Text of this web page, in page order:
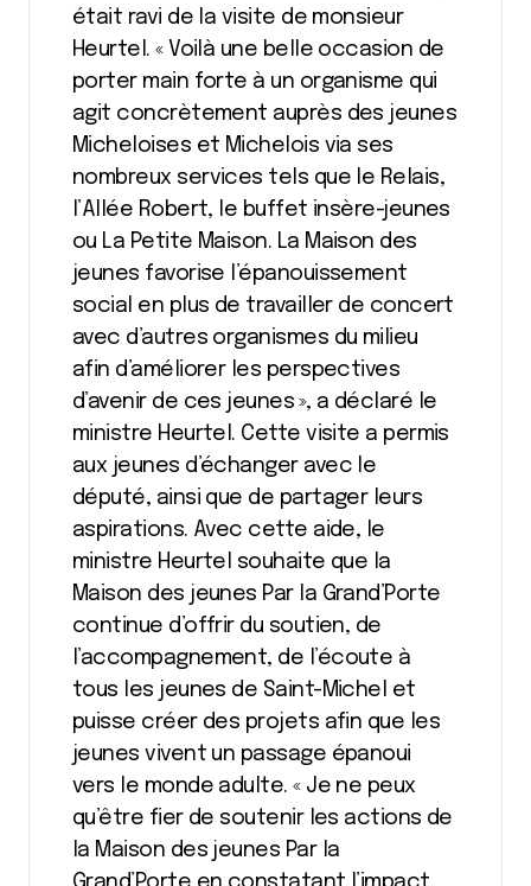
était ravi de la visite de monsieur
Heurtel. « Voilà une belle occasion de
porter main forte à un organisme qui
agit concrètement auprès des jeunes
Micheloises et Michelois via ses
nombreux services tels que le Relais,
l’Allée Robert, le buffet insère-jeunes
ou La Petite Maison. La Maison des
jeunes favorise l’épanouissement
social en plus de travailler de concert
avec d’autres organismes du milieu
afin d’améliorer les perspectives
d’avenir de ces jeunes », a déclaré le
ministre Heurtel. Cette visite a permis
aux jeunes d’échanger avec le
député, ainsi que de partager leurs
aspirations. Avec cette aide, le
ministre Heurtel souhaite que la
Maison des jeunes Par la Grand’Porte
continue d’offrir du soutien, de
l’accompagnement, de l’écoute à
tous les jeunes de Saint-Michel et
puisse créer des projets afin que les
jeunes vivent un passage épanoui
vers le monde adulte. « Je ne peux
qu’être fier de soutenir les actions de
la Maison des jeunes Par la